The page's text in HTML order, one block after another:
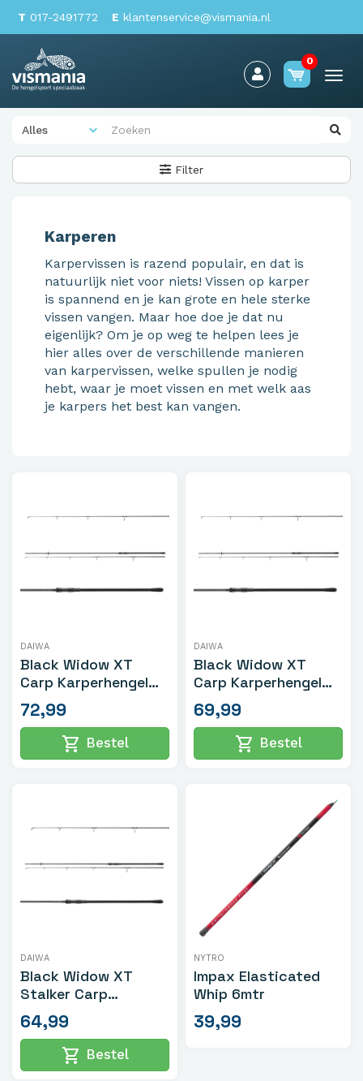
T 017-2491772 E klantenservice@vismania.nl
0
Filter
Karperen
Karpervissen is razend populair, en dat is
natuurlijk niet voor niets! Vissen op karper
is spannend en je kan grote en hele sterke
vissen vangen. Maar hoe doe je dat nu
eigenlijk? Om je op weg te helpen lees je
hier alles over de verschillende manieren
van karpervissen, welke spullen je nodig
hebt, waar je moet vissen en met welk aas
je karpers het best kan vangen.
DAIWA
Black Widow XT
Carp Karperhengel
12ft/3.0lb
72,99
shopping_cart Bestel
DAIWA
Black Widow XT
Carp Karperhengel
12ft/2.75lb
69,99
shopping_cart Bestel
DAIWA
Black Widow XT
Stalker Carp
Karperhengel
10ft/2.0lb
64,99
shopping_cart Bestel
NYTRO
Impax Elasticated
Whip 6mtr
39,99